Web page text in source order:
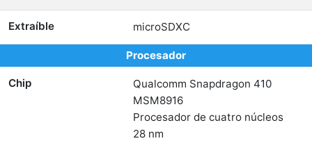
Extraíble microSDXC
Procesador
Chip
Qualcomm Snapdragon 410
MSM8916
Procesador de cuatro núcleos
28 nm